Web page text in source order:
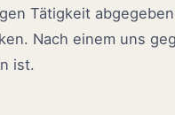
Tätigkeit
Nach einem uns
ist.